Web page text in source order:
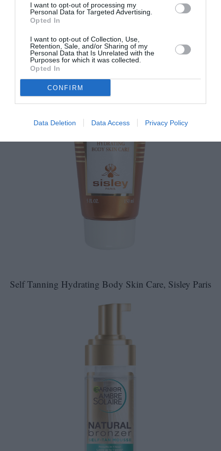
I want to opt-out of processing my
Personal Data for Targeted Advertising.
Opted In
I want to opt-out of Collection, Use,
Retention, Sale, and/or Sharing of my
Personal Data that Is Unrelated with the
Purposes for which it was collected.
Opted In
CONFIRM
Data Deletion Data Access Privacy Policy
Luxurious Self Tanning Vitamin Water, InterMed
Self Tanning Hydrating Body Skin Care, Sisley Paris